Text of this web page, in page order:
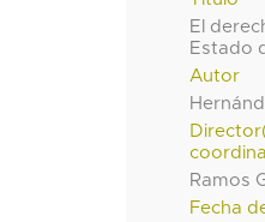
El
Estado
Autor
Ramos
Fecha